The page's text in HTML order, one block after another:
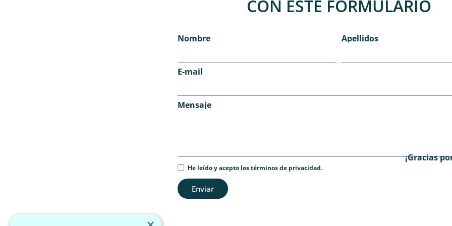
CON ESTE FORMULARIO
Nombre Apellidos
E-mail
Mensaje
He leído y acepto los términos de privacidad.
Enviar
¡Gracias